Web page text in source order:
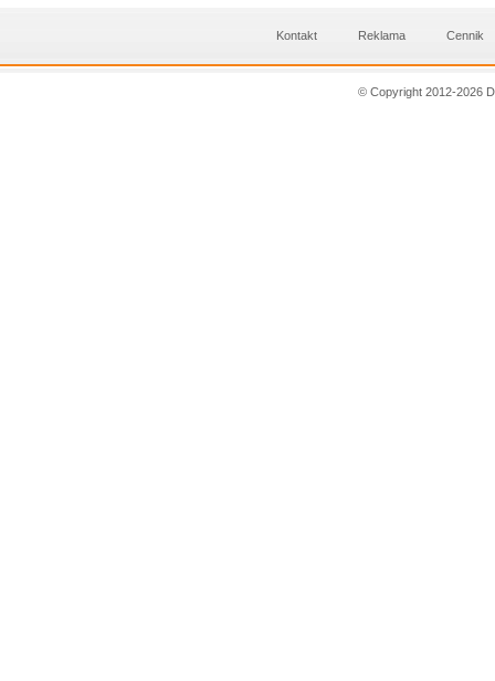
Kontakt Reklama Cennik
© Copyright 2012-2026